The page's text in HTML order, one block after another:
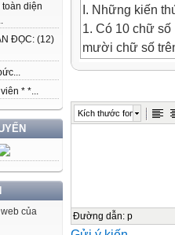
toàn diện
ĐỌC: (12)
* *...
của
I. Những kiến
1. Có 10 chữ
mười chữ số
= a  10 + b
 = a  100 +
b) Nếu hai số
Kích thước font
Đường dẫn: p